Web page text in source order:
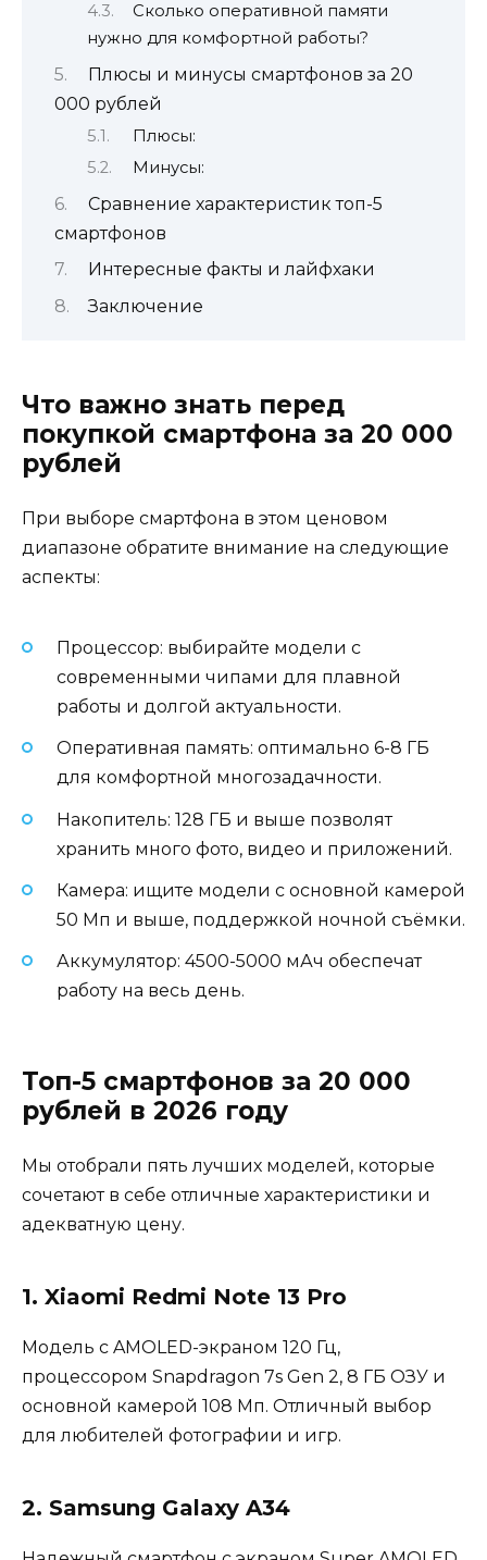
Сколько оперативной памяти
нужно для комфортной работы?
Плюсы и минусы смартфонов за 20
000 рублей
Плюсы:
Минусы:
Сравнение характеристик топ-5
смартфонов
Интересные факты и лайфхаки
Заключение
Что важно знать перед
покупкой смартфона за 20 000
рублей
При выборе смартфона в этом ценовом
диапазоне обратите внимание на следующие
аспекты:
Процессор: выбирайте модели с
современными чипами для плавной
работы и долгой актуальности.
Оперативная память: оптимально 6-8 ГБ
для комфортной многозадачности.
Накопитель: 128 ГБ и выше позволят
хранить много фото, видео и приложений.
Камера: ищите модели с основной камерой
50 Мп и выше, поддержкой ночной съёмки.
Аккумулятор: 4500-5000 мАч обеспечат
работу на весь день.
Топ-5 смартфонов за 20 000
рублей в 2026 году
Мы отобрали пять лучших моделей, которые
сочетают в себе отличные характеристики и
адекватную цену.
1. Xiaomi Redmi Note 13 Pro
Модель с AMOLED-экраном 120 Гц,
процессором Snapdragon 7s Gen 2, 8 ГБ ОЗУ и
основной камерой 108 Мп. Отличный выбор
для любителей фотографии и игр.
2. Samsung Galaxy A34